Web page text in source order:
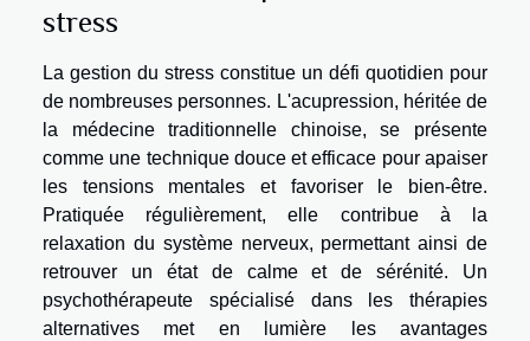
stress
La gestion du stress constitue un défi quotidien pour
de nombreuses personnes. L'acupression, héritée de
la médecine traditionnelle chinoise, se présente
comme une technique douce et efficace pour apaiser
les tensions mentales et favoriser le bien-être.
Pratiquée régulièrement, elle contribue à la
relaxation du système nerveux, permettant ainsi de
retrouver un état de calme et de sérénité. Un
psychothérapeute spécialisé dans les thérapies
alternatives met en lumière les avantages